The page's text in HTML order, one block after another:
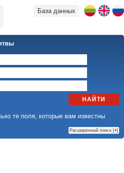
База данных
НАЙТИ
те поля, которые вам известны
Расширенный поиск [+]